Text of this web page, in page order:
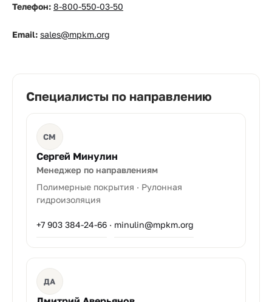
Телефон: 8-800-550-03-50
Email: sales@mpkm.org
Специалисты по направлению
СМ
Сергей Минулин
Менеджер по направлениям
Полимерные покрытия · Рулонная
гидроизоляция
+7 903 384-24-66 · minulin@mpkm.org
ДА